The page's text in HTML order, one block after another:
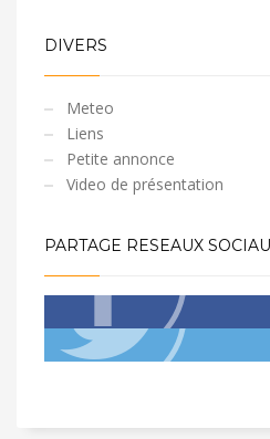
DIVERS
Meteo
Liens
Petite annonce
Video de présentation
PARTAGE RESEAUX